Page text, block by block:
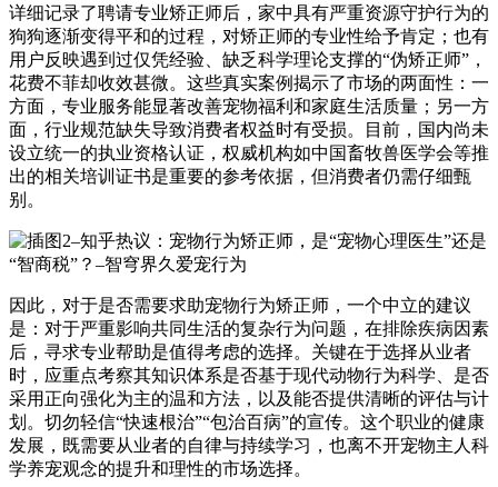
详细记录了聘请专业矫正师后，家中具有严重资源守护行为的
狗狗逐渐变得平和的过程，对矫正师的专业性给予肯定；也有
用户反映遇到过仅凭经验、缺乏科学理论支撑的“伪矫正师”，
花费不菲却收效甚微。这些真实案例揭示了市场的两面性：一
方面，专业服务能显著改善宠物福利和家庭生活质量；另一方
面，行业规范缺失导致消费者权益时有受损。目前，国内尚未
设立统一的执业资格认证，权威机构如中国畜牧兽医学会等推
出的相关培训证书是重要的参考依据，但消费者仍需仔细甄
别。
因此，对于是否需要求助宠物行为矫正师，一个中立的建议
是：对于严重影响共同生活的复杂行为问题，在排除疾病因素
后，寻求专业帮助是值得考虑的选择。关键在于选择从业者
时，应重点考察其知识体系是否基于现代动物行为科学、是否
采用正向强化为主的温和方法，以及能否提供清晰的评估与计
划。切勿轻信“快速根治”“包治百病”的宣传。这个职业的健康
发展，既需要从业者的自律与持续学习，也离不开宠物主人科
学养宠观念的提升和理性的市场选择。